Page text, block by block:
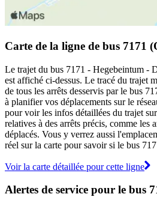
Carte de la ligne de bus 7171
Le trajet du bus 7171 - Hegebeintum -
est affiché ci-dessus. Le tracé du trajet
de tous les arrêts desservis par le bus
à planifier vos déplacements sur le
pour voir les infos détaillées du trajet
relatives à des arrêts précis, comme les
déplacés. Vous y verrez aussi
réel sur la carte pour savoir si le bus
Voir la carte détaillée pour cette ligne
Alertes de service pour le bus